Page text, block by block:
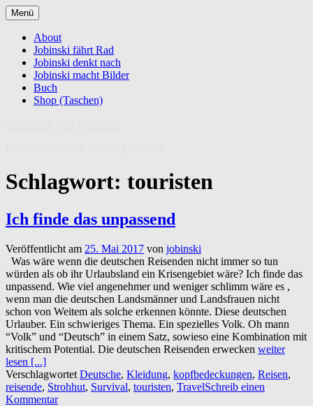
Zum
Inhalt
springen
Menü
About
Jobinski fährt Rad
Jobinski denkt nach
Jobinski macht Bilder
Buch
Shop (Taschen)
Schlagwort: touristen
Ich finde das unpassend
Veröffentlicht am 25. Mai 2017 von jobinski
Was wäre wenn die deutschen Reisenden nicht immer so tun
würden als ob ihr Urlaubsland ein Krisengebiet wäre? Ich finde das
unpassend. Wie viel angenehmer und weniger schlimm wäre es ,
wenn man die deutschen Landsmänner und Landsfrauen nicht
schon von Weitem als solche erkennen könnte. Diese deutschen
Urlauber. Ein schwieriges Thema. Ein spezielles Volk. Oh mann
“Volk” und “Deutsch” in einem Satz, sowieso eine Kombination mit
kritischem Potential. Die deutschen Reisenden erwecken weiter
lesen [...]
Verschlagwortet Deutsche, Kleidung, kopfbedeckungen, Reisen,
reisende, Strohhut, Survival, touristen, TravelSchreib einen
Kommentar